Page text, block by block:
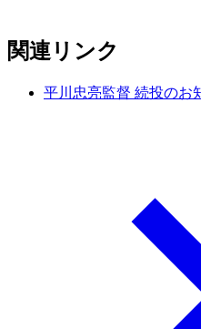
関連リンク
平川忠亮監督 続投のお